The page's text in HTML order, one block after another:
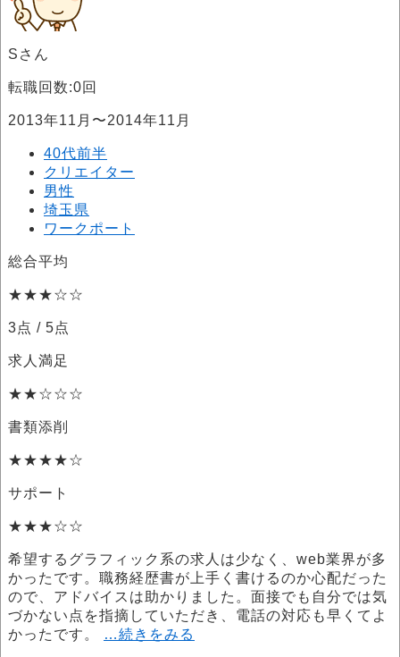
Sさん
転職回数:0回
2013年11月〜2014年11月
40代前半
クリエイター
男性
埼玉県
ワークポート
総合平均
★★★☆☆
3点 / 5点
求人満足
★★☆☆☆
書類添削
★★★★☆
サポート
★★★☆☆
希望するグラフィック系の求人は少なく、web業界が多
かったです。職務経歴書が上手く書けるのか心配だった
ので、アドバイスは助かりました。面接でも自分では気
づかない点を指摘していただき、電話の対応も早くてよ
かったです。
…続きをみる